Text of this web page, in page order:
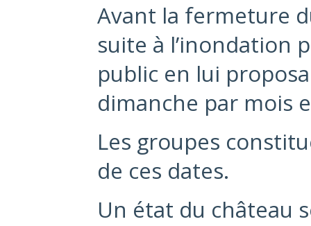
Avant la fermeture
suite à l’inondation
public en lui
dimanche par mois
Les groupes
de ces dates.
Un état du château